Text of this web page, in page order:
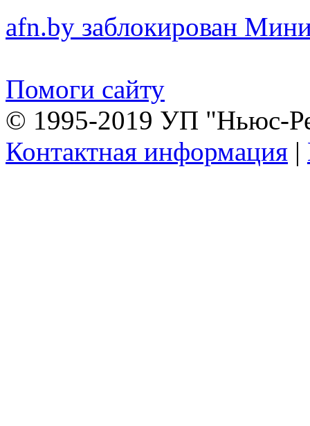
afn.by заблокирован
Помоги сайту
© 1995-2019 УП "Ньюс-
Контактная информация |